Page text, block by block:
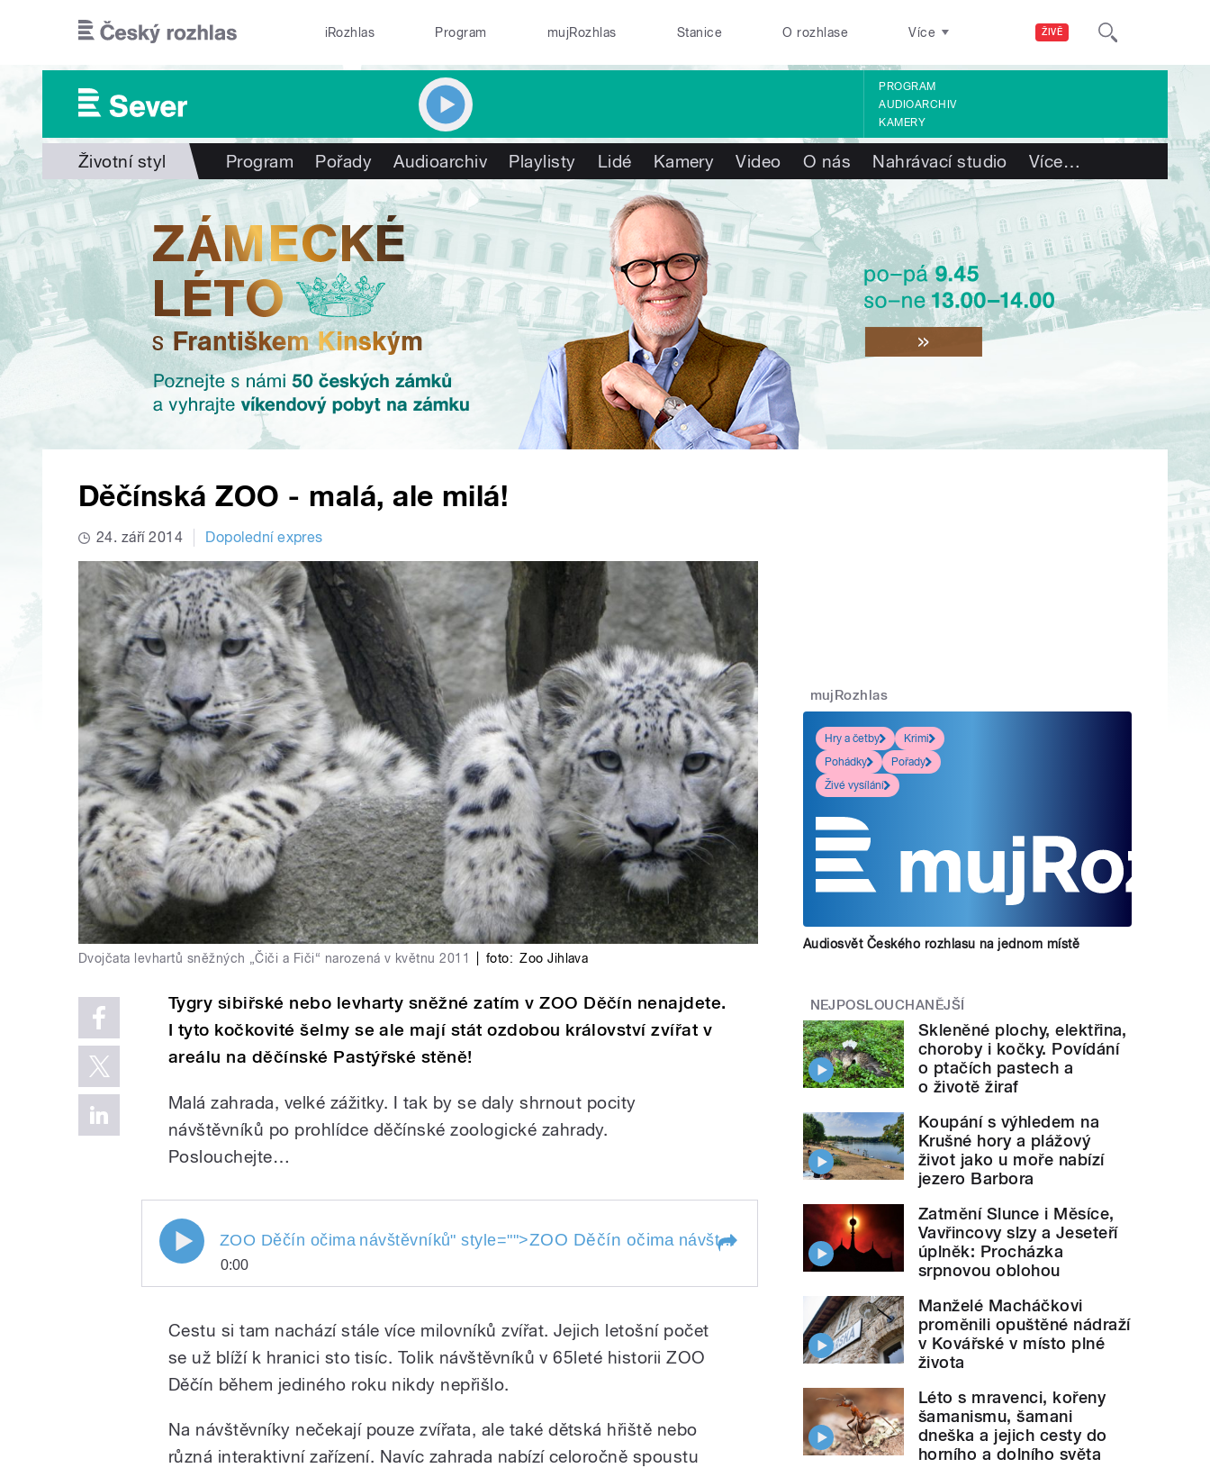
ŽIVĚ
iRozhlas Program mujRozhlas Stanice O rozhlase Více
PROGRAM
AUDIOARCHIV
KAMERY
Životní styl Program Pořady Audioarchiv Playlisty Lidé Kamery Video O nás Nahrávací studio Více…
Děčínská ZOO - malá, ale milá!
24. září 2014 Dopolední expres
Dvojčata levhartů sněžných „Čiči a Fiči“ narozená v květnu 2011 foto: Zoo Jihlava
Tygry sibiřské nebo levharty sněžné zatím v ZOO Děčín nenajdete.
I tyto kočkovité šelmy se ale mají stát ozdobou království zvířat v
areálu na děčínské Pastýřské stěně!
Malá zahrada, velké zážitky. I tak by se daly shrnout pocity
návštěvníků po prohlídce děčínské zoologické zahrady.
Poslouchejte…
ZOO Děčín očima návštěvníků" style="">ZOO Děčín očima návštěvníků " style="">ZOO Děčín očima návštěvníků
0:00
Cestu si tam nachází stále více milovníků zvířat. Jejich letošní počet
se už blíží k hranici sto tisíc. Tolik návštěvníků v 65leté historii ZOO
Děčín během jediného roku nikdy nepřišlo.
Na návštěvníky nečekají pouze zvířata, ale také dětská hřiště nebo
různá interaktivní zařízení. Navíc zahrada nabízí celoročně spoustu
mujRozhlas
Hry a četby
Krimi
Pohádky
Pořady
Živé vysílání
Audiosvět Českého rozhlasu na jednom místě
NEJPOSLOUCHANĚJŠÍ
Skleněné plochy, elektřina,
choroby i kočky. Povídání
o ptačích pastech a
o životě žiraf
Koupání s výhledem na
Krušné hory a plážový
život jako u moře nabízí
jezero Barbora
Zatmění Slunce i Měsíce,
Vavřincovy slzy a Jeseteří
úplněk: Procházka
srpnovou oblohou
Manželé Macháčkovi
proměnili opuštěné nádraží
v Kovářské v místo plné
života
Léto s mravenci, kořeny
šamanismu, šamani
dneška a jejich cesty do
horního a dolního světa